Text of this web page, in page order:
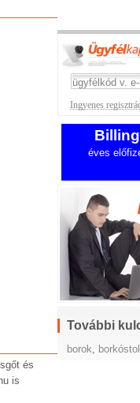
és
is
Ingyenes
éves
További
borok,